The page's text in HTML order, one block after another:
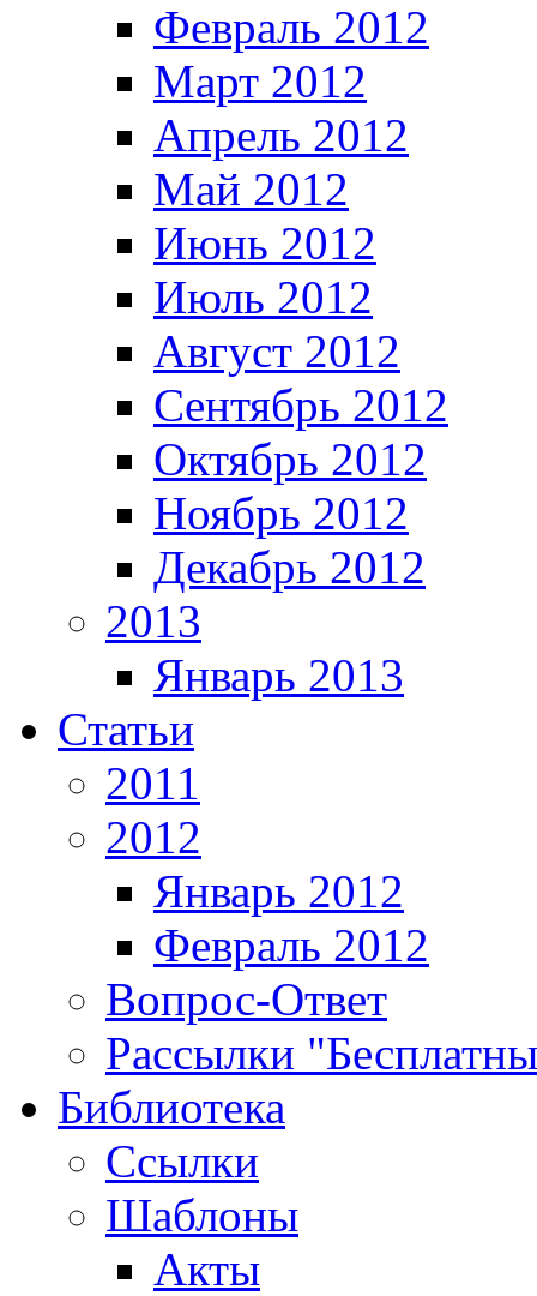
Февраль 2012
Март 2012
Апрель 2012
Май 2012
Июнь 2012
Июль 2012
Август 2012
Сентябрь 2012
Октябрь 2012
Ноябрь 2012
Декабрь 2012
2013
Январь 2013
Статьи
2011
2012
Январь 2012
Февраль 2012
Вопрос-Ответ
Рассылки
Библиотека
Ссылки
Шаблоны
Акты